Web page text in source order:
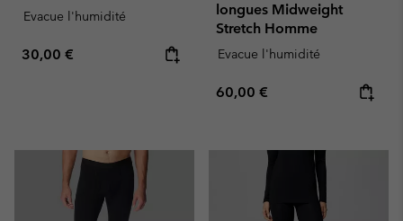
Evacue l'humidité
Regular price:
30,00 €
longues Midweight
Stretch Homme
Evacue l'humidité
Regular price:
60,00 €